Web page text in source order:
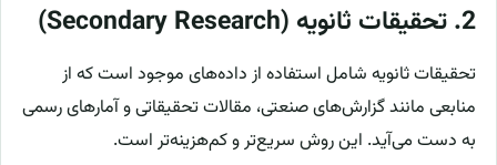
2. تحقیقات ثانویه (Secondary Research)
تحقیقات ثانویه شامل استفاده از داده‌های موجود است که از
منابعی مانند گزارش‌های صنعتی، مقالات تحقیقاتی و آمارهای رسمی
به دست می‌آید. این روش سریع‌تر و کم‌هزینه‌تر است.